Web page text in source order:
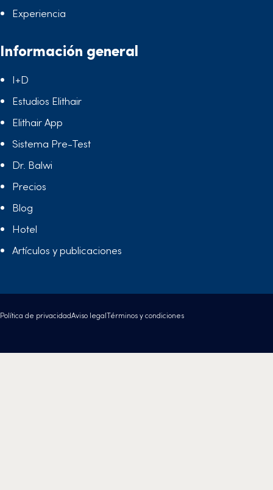
Experiencia
Información general
I+D
Estudios Elithair
Elithair App
Sistema Pre-Test
Dr. Balwi
Precios
Blog
Hotel
Artículos y publicaciones
Política de privacidadAviso legalTérminos y condiciones